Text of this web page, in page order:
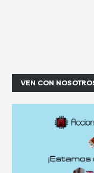
VEN CON